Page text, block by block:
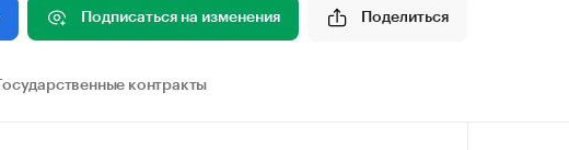
Подписаться на изменения Поделиться
Государственные контракты